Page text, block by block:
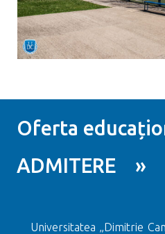
Oferta
ADMITERE »
Universitatea „Dimitrie